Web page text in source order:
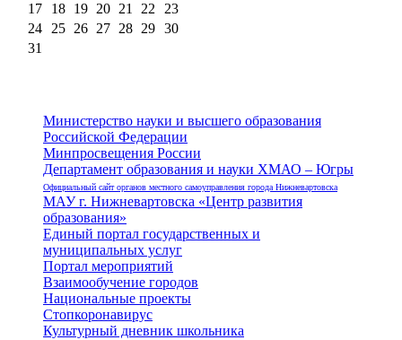
17
18 19 20 21 22
23
24
25 26 27 28 29 30
31
Министерство науки и высшего образования
Российской Федерации
Минпросвещения России
Департамент образования и науки ХМАО – Югры
Официальный сайт органов местного самоуправления города Нижневартовска
МАУ г. Нижневартовска «Центр развития
образования»
Единый портал государственных и
муниципальных услуг
Портал мероприятий
Взаимообучение городов
Национальные проекты
Стопкоронавирус
Культурный дневник школьника